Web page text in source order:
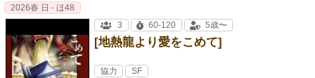
[地熱龍より愛をこめて]
2026春 日 - ほ48
3
60-120 5歳〜
協力 SF